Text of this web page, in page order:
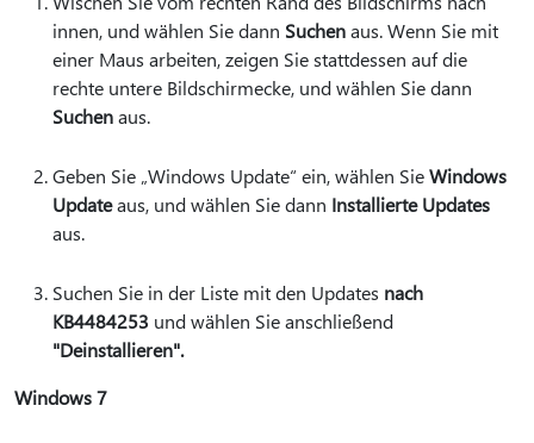
innen, und wählen Sie dann Suchenaus. Wenn Sie mit
einer Maus arbeiten, zeigen Sie stattdessen auf die
rechte untere Bildschirmecke, und wählen Sie dann
Suchenaus.
Geben Sie „Windows Update“ ein, wählen SieWindows
Updateaus, und wählen Sie dann Installierte Updates
aus.
Suchen Sie in der Liste mit den Updates nach
KB4484253 und wählen Sie anschließend
"Deinstallieren".
Windows 7